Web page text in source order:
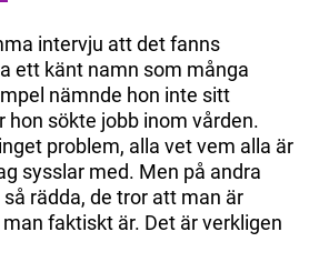
intervju att det fanns
ett känt namn som många
nämnde hon inte sitt
sökte jobb inom vården.
problem, alla vet vem alla är
sysslar med. Men på andra
rädda, de tror att man är
faktiskt är. Det är verkligen